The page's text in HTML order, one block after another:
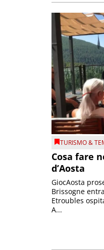
TURISMO &
Cosa fare
d’Aosta
GiocAosta
Brissogne
Etroubles
A...